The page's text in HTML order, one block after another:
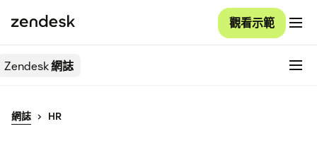
觀看示範
Zendesk網誌
網誌 HR